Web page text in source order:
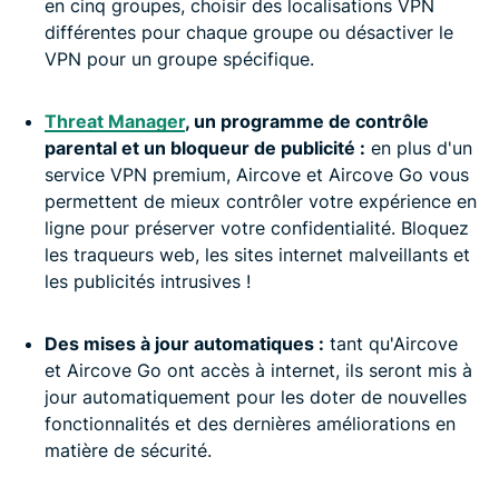
en cinq groupes, choisir des localisations VPN
différentes pour chaque groupe ou désactiver le
VPN pour un groupe spécifique.
Threat Manager, un programme de contrôle
parental et un bloqueur de publicité : en plus d'un
service VPN premium, Aircove et Aircove Go vous
permettent de mieux contrôler votre expérience en
ligne pour préserver votre confidentialité. Bloquez
les traqueurs web, les sites internet malveillants et
les publicités intrusives !
Des mises à jour automatiques : tant qu'Aircove
et Aircove Go ont accès à internet, ils seront mis à
jour automatiquement pour les doter de nouvelles
fonctionnalités et des dernières améliorations en
matière de sécurité.